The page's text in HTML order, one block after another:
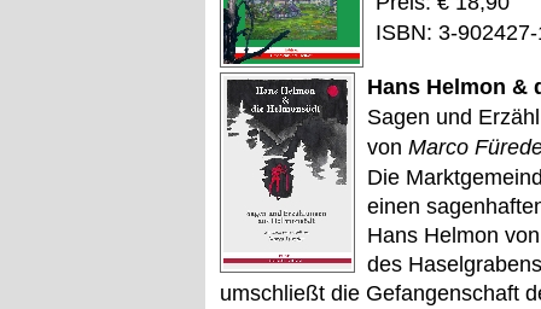
ISBN: 3-
Hans Helmon &
Sagen und
von Marco
Die
einen
Hans Helmon
des
umschließt die Gefangenschaft